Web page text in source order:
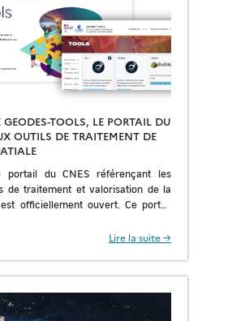
GEODES-TOOLS, LE PORTAIL DU
OUTILS DE TRAITEMENT DE
portail du CNES référençant les
de traitement et valorisation de la
officiellement ouvert. Ce portail
Lire la suite →